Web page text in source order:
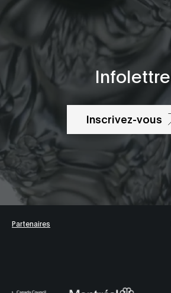
Infolettre
Inscrivez-vous
Partenaires